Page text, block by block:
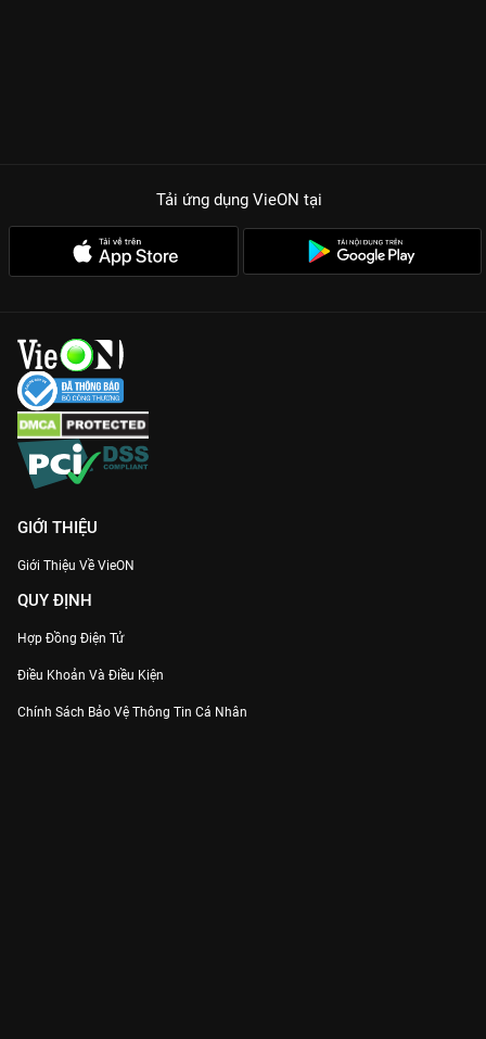
Tải ứng dụng VieON tại
GIỚI THIỆU
Giới Thiệu Về VieON
QUY ĐỊNH
Hợp Đồng Điện Tử
Điều Khoản Và Điều Kiện
Chính Sách Bảo Vệ Thông Tin Cá Nhân